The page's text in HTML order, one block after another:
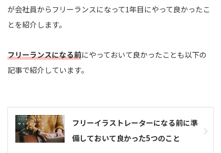
が会社員からフリーランスになって1年目にやって良かったこ
とを紹介します。
フリーランスになる前にやっておいて良かったことも以下の
記事で紹介しています。
フリーイラストレーターになる前に準
備しておいて良かった5つのこと